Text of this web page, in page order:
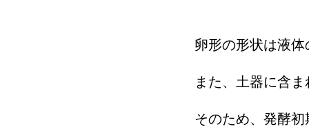
卵形の形状は液
また、土器に含
そのため、発酵